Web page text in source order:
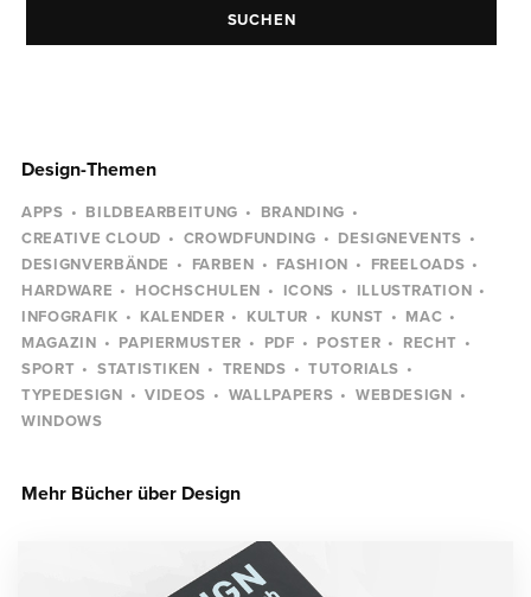
SUCHEN
Design-Themen
APPS BILDBEARBEITUNG
BRANDING
CREATIVE CLOUD
CROWDFUNDING
DESIGNEVENTS
DESIGNVERBÄNDE
FARBEN FASHION
FREELOADS
HARDWARE
HOCHSCHULEN ICONS
ILLUSTRATION
INFOGRAFIK
KALENDER KULTUR KUNST
MAC
MAGAZIN
PAPIERMUSTER PDF POSTER
RECHT
SPORT
STATISTIKEN TRENDS
TUTORIALS
TYPEDESIGN
VIDEOS WALLPAPERS
WEBDESIGN
WINDOWS
Mehr Bücher über Design